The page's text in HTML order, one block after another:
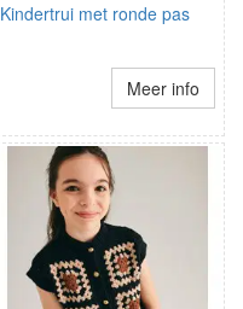
Kindertrui met ronde pas
Meer info